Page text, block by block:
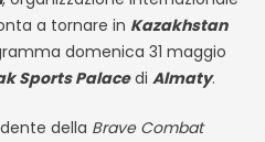
a tornare in Kazakhstan
domenica 31 maggio
Sports Palacedi Almaty.
della Brave Combat